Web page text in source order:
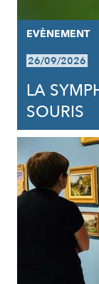
EVÈNEMENT
26/09/2026
LA
SOURIS